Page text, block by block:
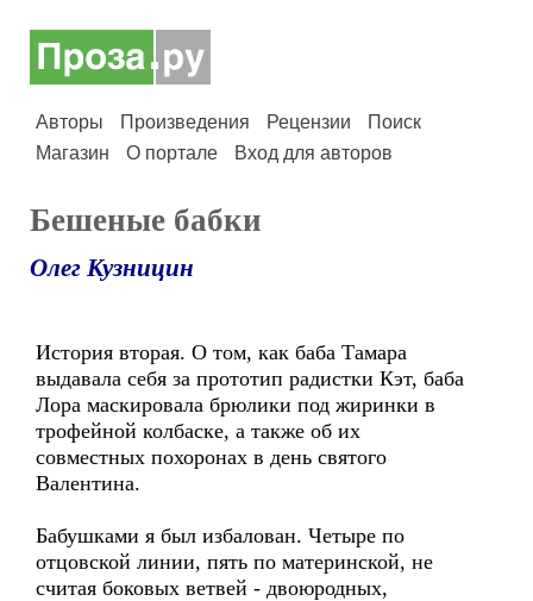
Авторы Произведения Рецензии
Поиск
Магазин
О портале Вход для авторов
Бешеные бабки
Олег Кузницин
История вторая. О том, как баба Тамара
выдавала себя за прототип радистки Кэт, баба
Лора маскировала брюлики под жиринки в
трофейной колбаске, а также об их
совместных похоронах в день святого
Валентина.
Бабушками я был избалован. Четыре по
отцовской линии, пять по материнской, не
считая боковых ветвей - двоюродных,